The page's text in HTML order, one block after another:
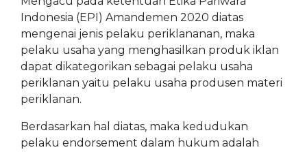
Indonesia (EPI) Amandemen 2020 diatas
mengenai jenis pelaku periklananan, maka
pelaku usaha yang menghasilkan produk iklan
dapat dikategorikan sebagai pelaku usaha
periklanan yaitu pelaku usaha produsen materi
periklanan.
Berdasarkan hal diatas, maka kedudukan
pelaku endorsement dalam hukum adalah